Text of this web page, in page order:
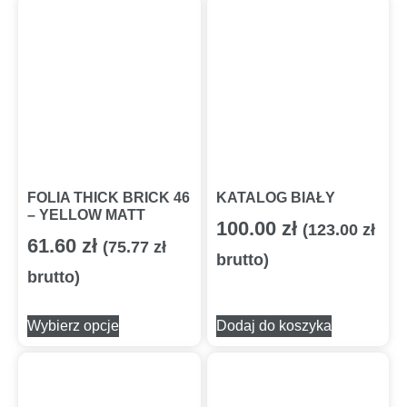
FOLIA THICK BRICK 46
– YELLOW MATT
61.60 zł (75.77 zł
brutto)
Wybierz opcje
KATALOG BIAŁY
100.00 zł (123.00 zł
brutto)
Dodaj do koszyka